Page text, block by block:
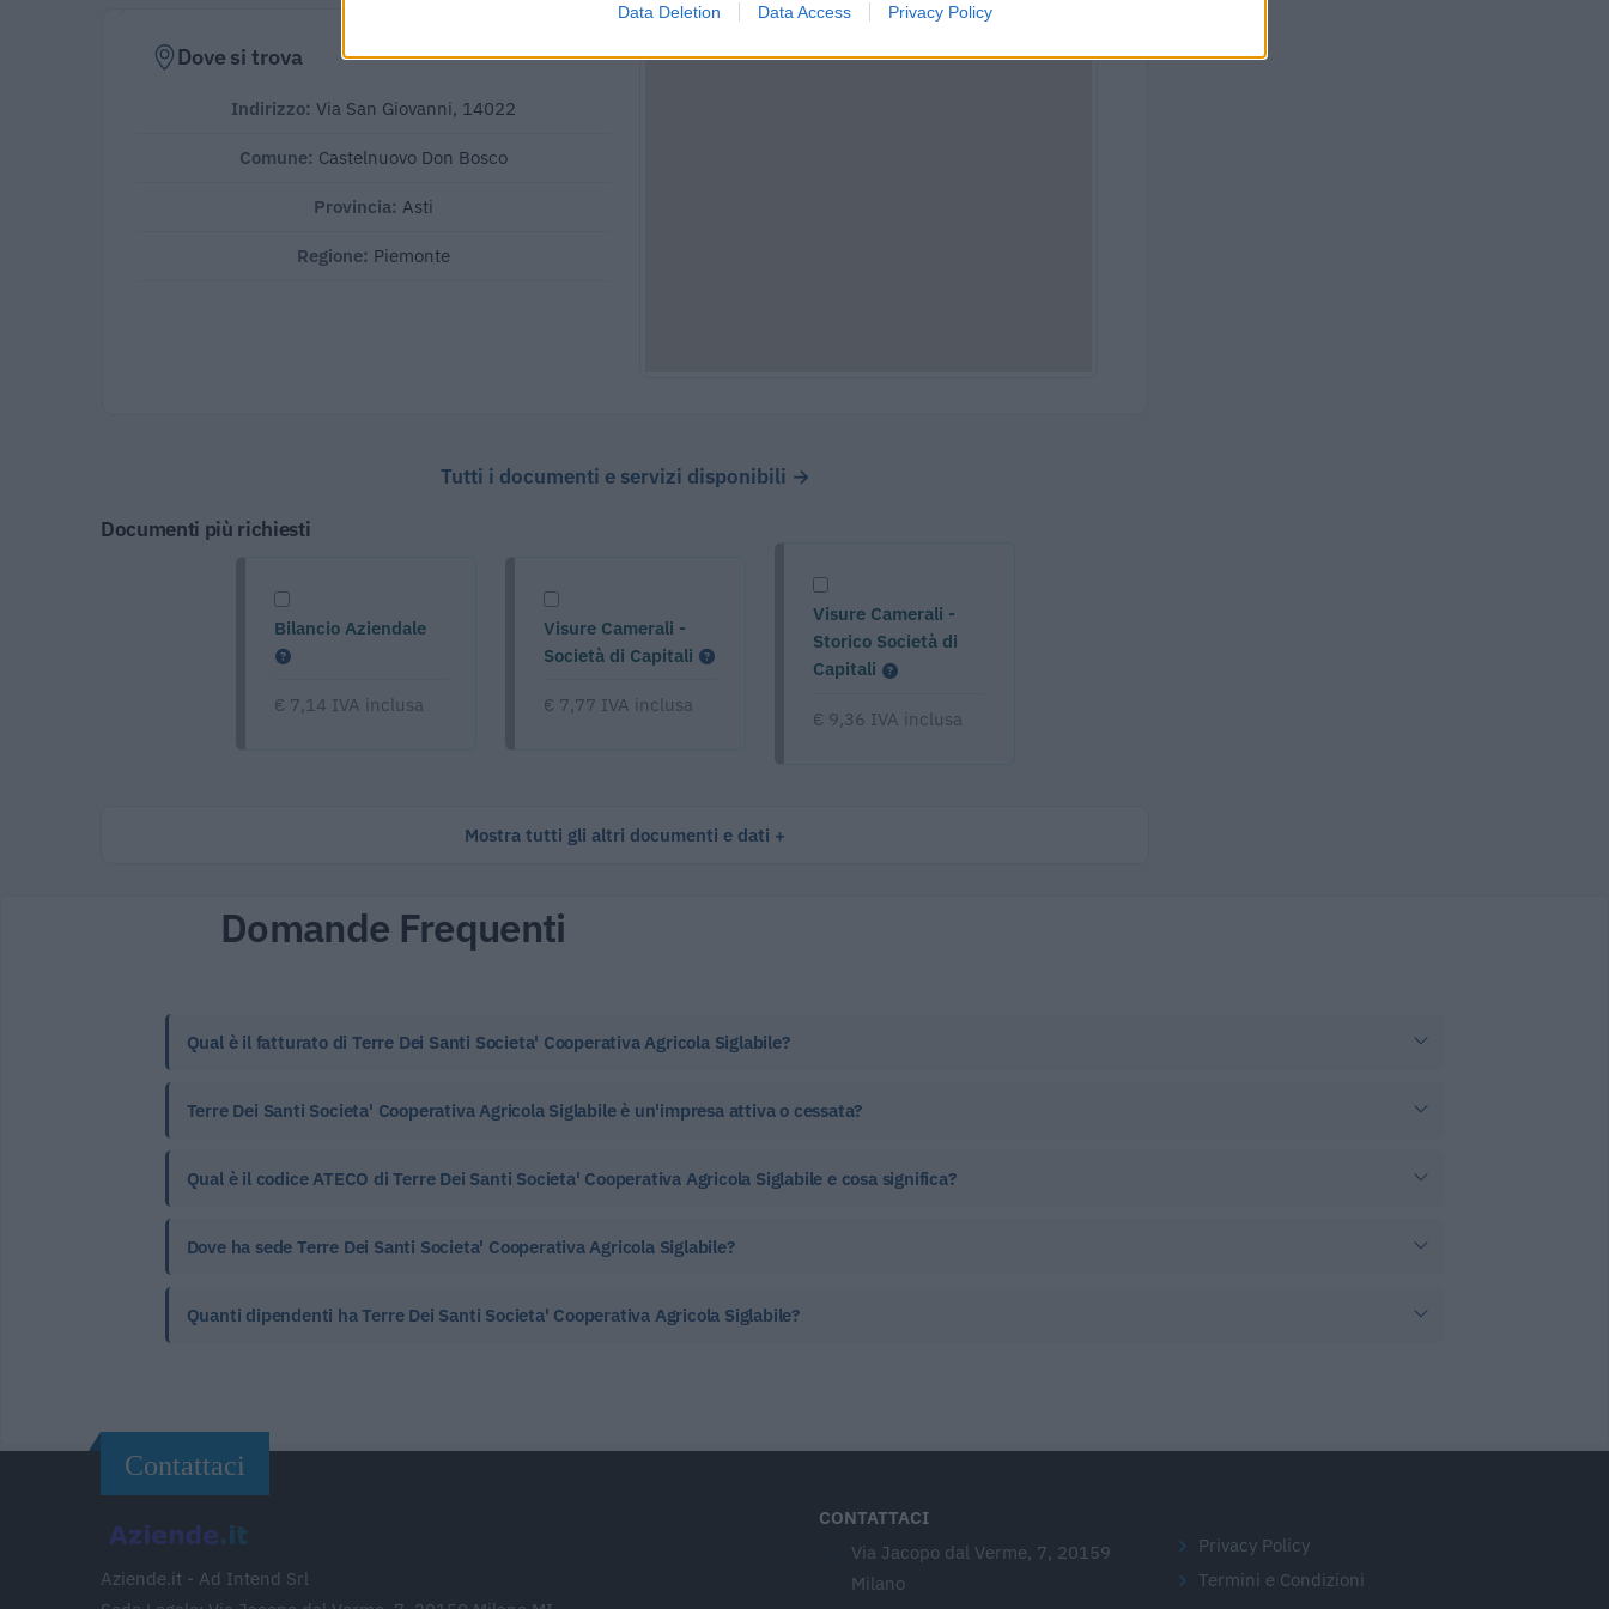
Data Deletion Data Access Privacy Policy
Dove si trova
Indirizzo: Via San Giovanni, 14022
Comune: Castelnuovo Don Bosco
Provincia:Asti
Regione: Piemonte
Tutti i documenti e servizi disponibili →
Documenti più richiesti
Bilancio Aziendale
€ 7,14 IVA inclusa
Visure Camerali -
Società di Capitali
€ 7,77 IVA inclusa
Visure Camerali -
Storico Società di
Capitali
€ 9,36 IVA inclusa
Mostra tutti gli altri documenti e dati
Domande Frequenti
Qual è il fatturato di Terre Dei Santi Societa' Cooperativa Agricola Siglabile?
Terre Dei Santi Societa' Cooperativa Agricola Siglabile è un'impresa attiva o cessata?
Qual è il codice ATECO di Terre Dei Santi Societa' Cooperativa Agricola Siglabile e cosa significa?
Dove ha sede Terre Dei Santi Societa' Cooperativa Agricola Siglabile?
Quanti dipendenti ha Terre Dei Santi Societa' Cooperativa Agricola Siglabile?
Contattaci
Aziende.it - Ad Intend Srl
CONTATTACI
Via Jacopo dal Verme, 7, 20159
Milano
Privacy Policy
Termini e Condizioni